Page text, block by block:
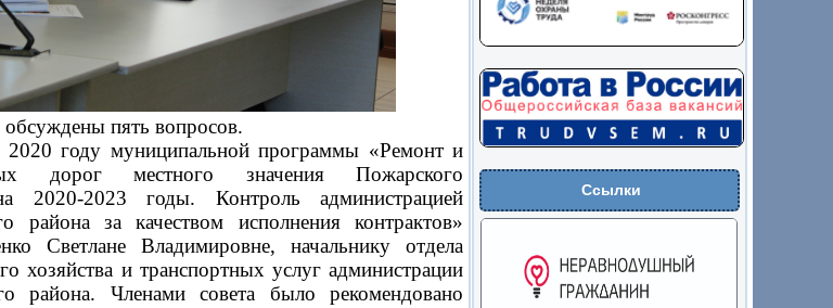
Ссылки
пять вопросов.
году муниципальной программы «Ремонт и
дорог местного значения Пожарского
2020-2023 годы. Контроль администрацией
района за качеством исполнения контрактов»
Светлане Владимировне, начальнику отдела
хозяйства и транспортных услуг администрации
района. Членами совета было рекомендовано